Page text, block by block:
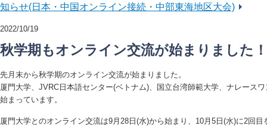
知らせ(日本・中国オンライン接続・中部東海地区大会)
2022/10/19
秋学期もオンライン交流が始まりました
先月末から秋学期のオンライン交流が始まりました。
厦門大学、JVRC日本語センター(ベトナム)、国立台湾師範大学、ナレース
始まっています。
厦門大学とのオンライン交流は9月28日(水)から始まり、10月5日(水)に2回目